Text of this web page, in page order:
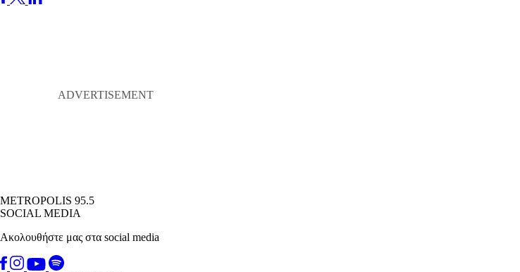
METROPOLIS 95.5
SOCIAL MEDIA
Ακολουθήστε μας στα social media